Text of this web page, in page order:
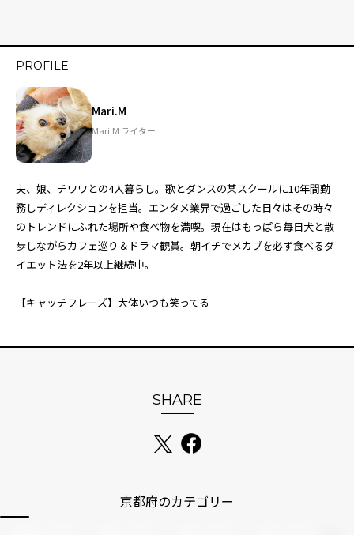
PROFILE
Mari.M
Mari.M ライター
夫、娘、チワワとの4人暮らし。歌とダンスの某スクールに10年間勤
務しディレクションを担当。エンタメ業界で過ごした日々はその時々
のトレンドにふれた場所や食べ物を満喫。現在はもっぱら毎日犬と散
歩しながらカフェ巡り＆ドラマ観賞。朝イチでメカブを必ず食べるダ
イエット法を2年以上継続中。
【キャッチフレーズ】大体いつも笑ってる
SHARE
京都府のカテゴリー